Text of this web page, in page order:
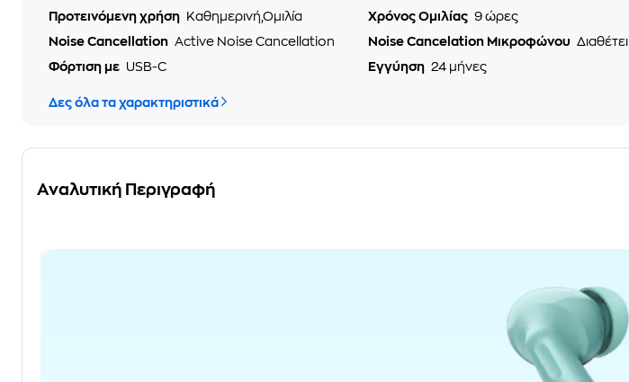
Προτεινόμενη χρήση Καθημερινή,Ομιλία Χρόνος Ομιλίας 9 ώρες
Noise Cancellation Active Noise Cancellation Noise Cancelation Μικροφώνου Διαθέτει
Φόρτιση με USB-C Εγγύηση 24 μήνες
Δες όλα τα χαρακτηριστικά
Αναλυτική Περιγραφή